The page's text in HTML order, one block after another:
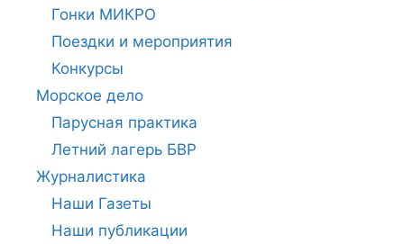
Гонки МИКРО
Поездки и мероприятия
Конкурсы
Морское дело
Парусная практика
Летний лагерь БВР
Журналистика
Наши Газеты
Наши публикации